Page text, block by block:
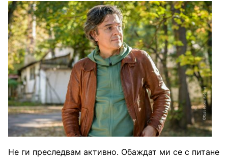
Не ги преследвам активно. Обаждат ми се с питане